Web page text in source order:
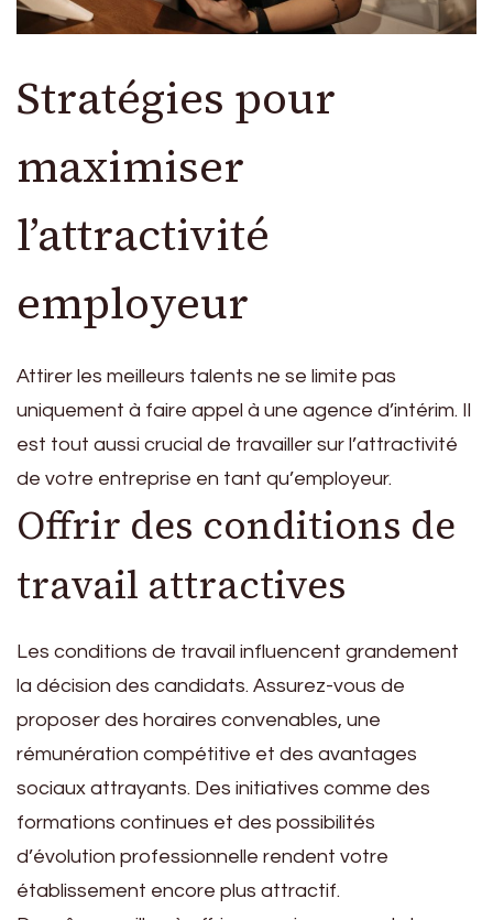
Stratégies pour
maximiser
l’attractivité
employeur
Attirer les meilleurs talents ne se limite pas
uniquement à faire appel à une agence d’intérim. Il
est tout aussi crucial de travailler sur l’attractivité
de votre entreprise en tant qu’employeur.
Offrir des conditions de
travail attractives
Les conditions de travail influencent grandement
la décision des candidats. Assurez-vous de
proposer des horaires convenables, une
rémunération compétitive et des avantages
sociaux attrayants. Des initiatives comme des
formations continues et des possibilités
d’évolution professionnelle rendent votre
établissement encore plus attractif.